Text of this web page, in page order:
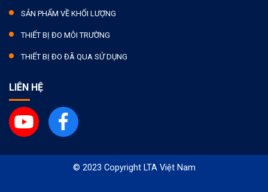
SẢN PHẨM VỀ KHỐI LƯỢNG
THIẾT BỊ ĐO MÔI TRƯỜNG
THIẾT BỊ ĐO ĐÃ QUA SỬ DỤNG
LIÊN HỆ
© 2023 Copyright LTA Việt Nam